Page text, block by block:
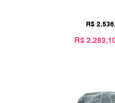
R$ 2.536,
R$